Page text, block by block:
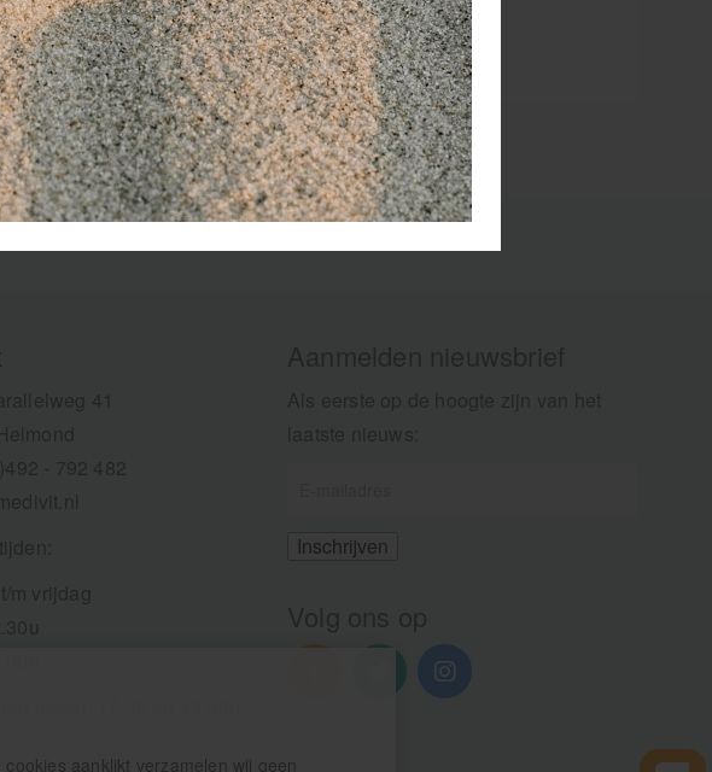
aanklikt verzamelen wij geen